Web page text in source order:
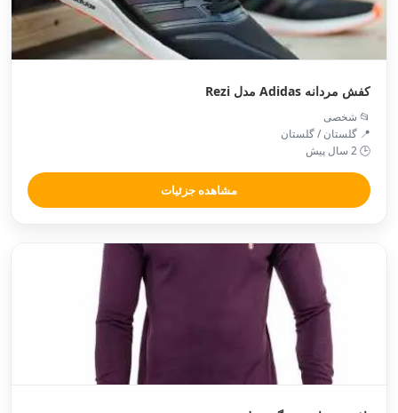
کفش مردانه Adidas مدل Rezi
📂 شخصی
📍 گلستان / گلستان
🕒 2 سال پیش
مشاهده جزئیات